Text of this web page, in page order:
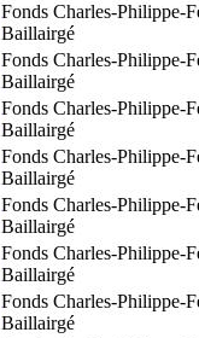
Fonds Charles-Philippe-
Baillairgé
Fonds Charles-Philippe-
Baillairgé
Fonds Charles-Philippe-
Baillairgé
Fonds Charles-Philippe-
Baillairgé
Fonds Charles-Philippe-
Baillairgé
Fonds Charles-Philippe-
Baillairgé
Fonds Charles-Philippe-
Baillairgé